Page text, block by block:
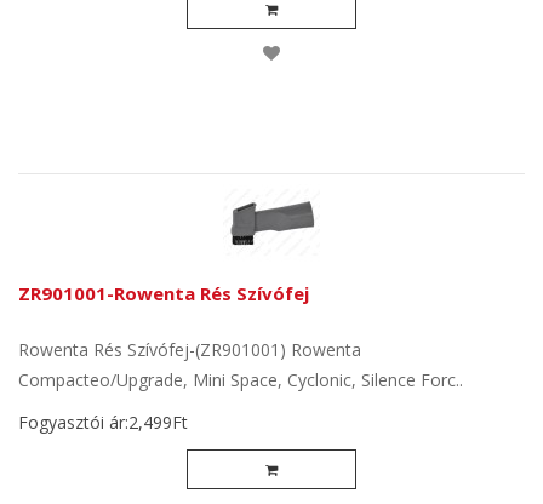
ZR901001-Rowenta Rés Szívófej
Rowenta Rés Szívófej-(ZR901001) Rowenta
Compacteo/Upgrade, Mini Space, Cyclonic, Silence Forc..
Fogyasztói ár:2,499Ft